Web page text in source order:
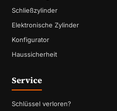
Schließzylinder
Elektronische Zylinder
Konfigurator
Haussicherheit
Service
Schlüssel verloren?